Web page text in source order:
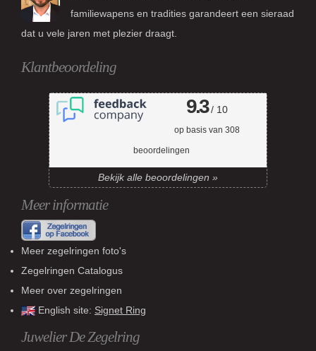
familiewapens en tradities garandeert een sieraad
dat u vele jaren met plezier draagt.
Klantbeoordeling
9.3/ 10
op basis van 308
beoordelingen
Bekijk alle beoordelingen »
Meer informatie
Meer zegelringen foto's
Zegelringen Catalogus
Meer over zegelringen
English site: Signet Ring
Juwelier De Zegelring